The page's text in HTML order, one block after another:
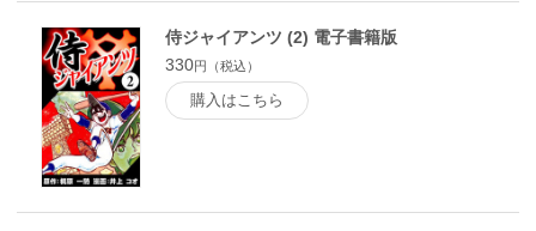
侍ジャイアンツ (2) 電子書籍版
330円（税込）
購入はこちら